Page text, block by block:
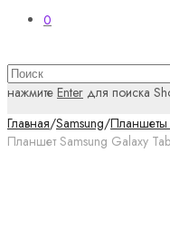
0
нажмите Enter для поиска
Главная/Samsung/Планшеты
Планшет Samsung Galaxy